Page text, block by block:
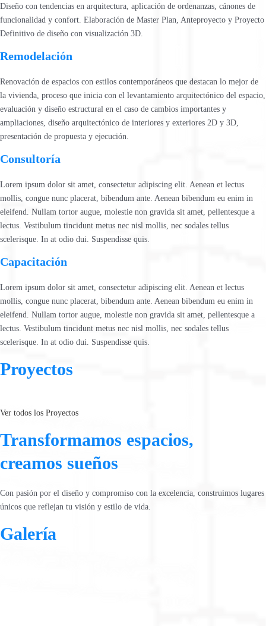
Diseño con tendencias en arquitectura, aplicación de ordenanzas, cánones de
funcionalidad y confort. Elaboración de Master Plan, Anteproyecto y Proyecto
Definitivo de diseño con visualización 3D.
Remodelación
Renovación de espacios con estilos contemporáneos que destacan lo mejor de
la vivienda, proceso que inicia con el levantamiento arquitectónico del espacio,
evaluación y diseño estructural en el caso de cambios importantes y
ampliaciones, diseño arquitectónico de interiores y exteriores 2D y 3D,
presentación de propuesta y ejecución.
Consultoría
Lorem ipsum dolor sit amet, consectetur adipiscing elit. Aenean et lectus
mollis, congue nunc placerat, bibendum ante. Aenean bibendum eu enim in
eleifend. Nullam tortor augue, molestie non gravida sit amet, pellentesque a
lectus. Vestibulum tincidunt metus nec nisl mollis, nec sodales tellus
scelerisque. In at odio dui. Suspendisse quis.
Capacitación
Lorem ipsum dolor sit amet, consectetur adipiscing elit. Aenean et lectus
mollis, congue nunc placerat, bibendum ante. Aenean bibendum eu enim in
eleifend. Nullam tortor augue, molestie non gravida sit amet, pellentesque a
lectus. Vestibulum tincidunt metus nec nisl mollis, nec sodales tellus
scelerisque. In at odio dui. Suspendisse quis.
Proyectos
Ver todos los Proyectos
Transformamos espacios,
creamos sueños
Con pasión por el diseño y compromiso con la excelencia, construimos lugares
únicos que reflejan tu visión y estilo de vida.
Galería